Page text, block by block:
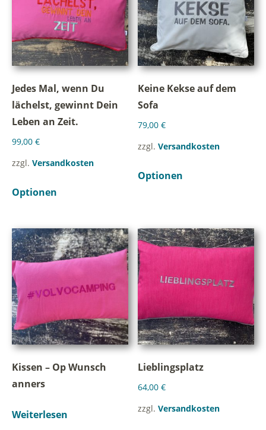
Jedes Mal, wenn Du
lächelst, gewinnt Dein
Leben an Zeit.
99,00 €
zzgl. Versandkosten
Optionen
Keine Kekse auf dem
Sofa
79,00€
zzgl.Versandkosten
Optionen
Kissen – Op Wunsch
anners
Weiterlesen
Lieblingsplatz
64,00€
zzgl.Versandkosten